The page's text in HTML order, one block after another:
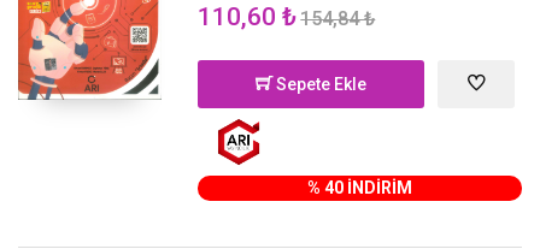
110,60 ₺154,84 ₺
Sepete Ekle
% 40 İNDİRİM